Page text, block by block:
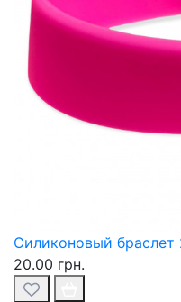
Силиконовый
20.00 грн.